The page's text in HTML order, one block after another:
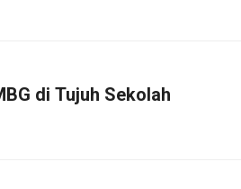
di Tujuh Sekolah